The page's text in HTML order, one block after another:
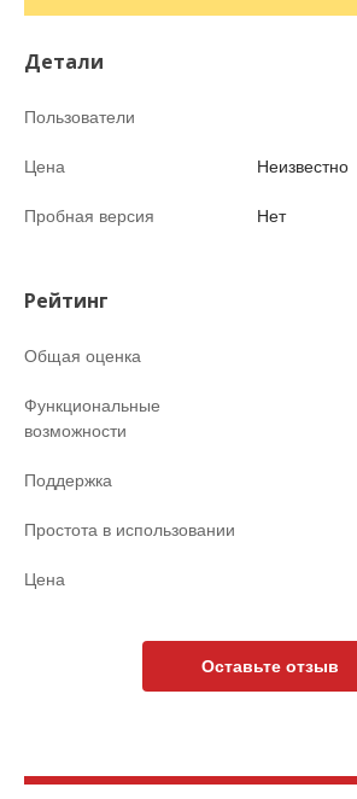
Детали
Пользователи
Цена Неизвестно
Пробная версия Нет
Рейтинг
Общая оценка
Функциональные
возможности
Поддержка
Простота в использовании
Цена
Оставьте отзыв